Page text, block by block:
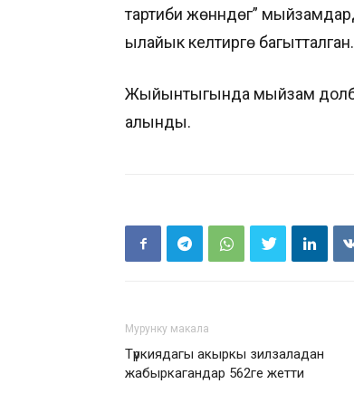
тартиби жөнүндөгү”
ылайык келтирүүгө багытталган.
Жыйынтыгында мыйзам
алынды.
Мурунку макала
Түркиядагы акыркы зилзаладан
жабыркагандар 562ге жетти